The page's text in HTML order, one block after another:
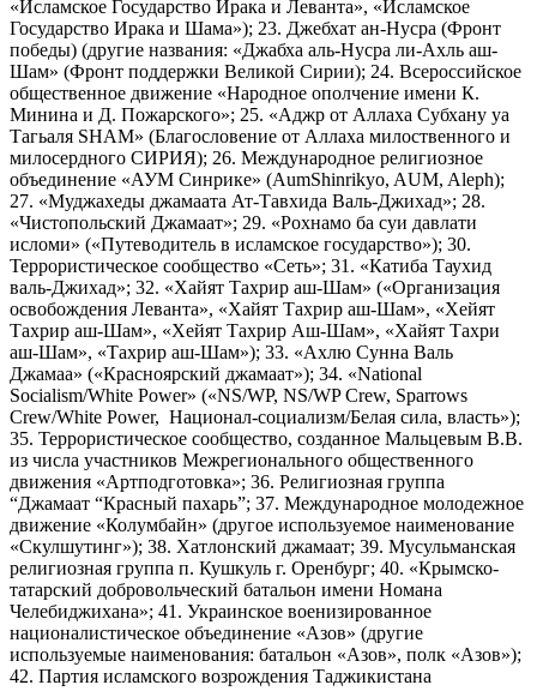
«Исламское Государство Ирака и Леванта», «Исламское
Государство Ирака и Шама»); 23. Джебхат ан-Нусра (Фронт
победы) (другие названия: «Джабха аль-Нусра ли-Ахль аш-
Шам» (Фронт поддержки Великой Сирии); 24. Всероссийское
общественное движение «Народное ополчение имени К.
Минина и Д. Пожарского»; 25. «Аджр от Аллаха Субхану уа
Тагьаля SHAM» (Благословение от Аллаха милоственного и
милосердного СИРИЯ); 26. Международное религиозное
объединение «АУМ Синрике» (AumShinrikyo, AUM, Aleph);
27. «Муджахеды джамаата Ат-Тавхида Валь-Джихад»; 28.
«Чистопольский Джамаат»; 29. «Рохнамо ба суи давлати
исломи» («Путеводитель в исламское государство»); 30.
Террористическое сообщество «Сеть»; 31. «Катиба Таухид
валь-Джихад»; 32. «Хайят Тахрир аш-Шам» («Организация
освобождения Леванта», «Хайят Тахрир аш-Шам», «Хейят
Тахрир аш-Шам», «Хейят Тахрир Аш-Шам», «Хайят Тахри
аш-Шам», «Тахрир аш-Шам»); 33. «Ахлю Сунна Валь
Джамаа» («Красноярский джамаат»); 34. «National
Socialism/White Power» («NS/WP, NS/WP Crew, Sparrows
Crew/White Power, Национал-социализм/Белая сила, власть»);
35. Террористическое сообщество, созданное Мальцевым В.В.
из числа участников Межрегионального общественного
движения «Артподготовка»; 36. Религиозная группа
“Джамаат “Красный пахарь”; 37. Международное молодежное
движение «Колумбайн» (другое используемое наименование
«Скулшутинг»); 38. Хатлонский джамаат; 39. Мусульманская
религиозная группа п. Кушкуль г. Оренбург; 40. «Крымско-
татарский добровольческий батальон имени Номана
Челебиджихана»; 41. Украинское военизированное
националистическое объединение «Азов» (другие
используемые наименования: батальон «Азов», полк «Азов»);
42. Партия исламского возрождения Таджикистана